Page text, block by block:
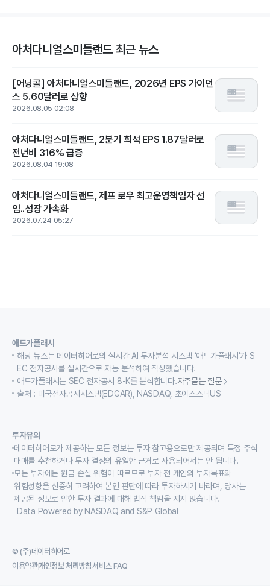
아처다니얼스미들랜드 최근 뉴스
[어닝콜] 아처다니얼스미들랜드, 2026년 EPS 가이던
스 5.60달러로 상향
2026.08.05 02:08
아처다니얼스미들랜드, 2분기 희석 EPS 1.87달러로
전년비 316% 급증
2026.08.04 19:08
아처다니얼스미들랜드, 제프 로우 최고운영책임자 선
임..성장 가속화
2026.07.24 05:27
애드가플래시
해당 뉴스는 데이터히어로의 실시간 AI 투자분석 시스템 ‘애드가플래시’가 S
EC 전자공시를 실시간으로 자동 분석하여 작성했습니다.
애드가플래시는 SEC 전자공시 8-K를 분석합니다.자주묻는 질문
출처 : 미국전자공시시스템(EDGAR), NASDAQ, 초이스스탁US
투자유의
데이터히어로가 제공하는 모든 정보는 투자 참고용으로만 제공되며 특정 주식
매매를 추천하거나 투자 결정의 유일한 근거로 사용되어서는 안 됩니다.
모든 투자에는 원금 손실 위험이 따르므로 투자 전 개인의 투자목표와
위험성향을 신중히 고려하여 본인 판단에 따라 투자하시기 바라며, 당사는
제공된 정보로 인한 투자 결과에 대해 법적 책임을 지지 않습니다.
Data Powered by NASDAQ and S&P Global
© (주)데이터히어로
이용약관개인정보 처리방침서비스 FAQ